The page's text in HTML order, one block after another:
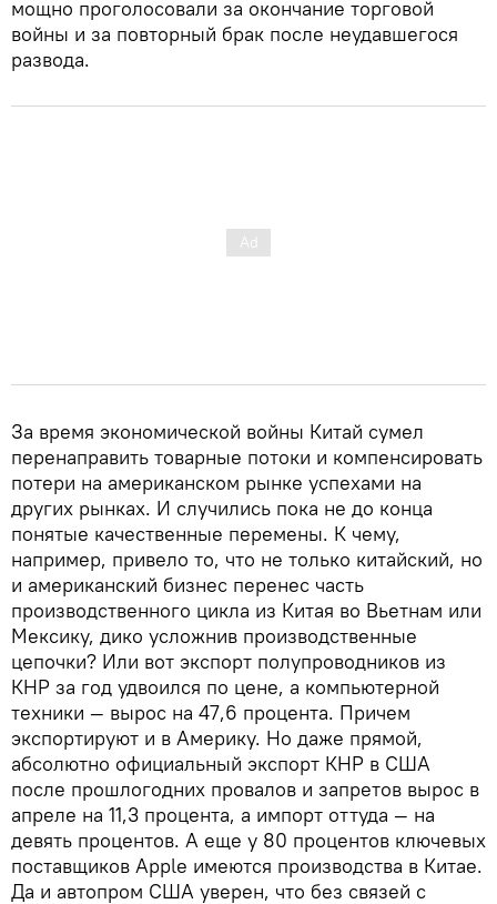
мощно проголосовали за окончание торговой
войны и за повторный брак после неудавшегося
развода.
За время экономической войны Китай сумел
перенаправить товарные потоки и компенсировать
потери на американском рынке успехами на
других рынках. И случились пока не до конца
понятые качественные перемены. К чему,
например, привело то, что не только китайский, но
и американский бизнес перенес часть
производственного цикла из Китая во Вьетнам или
Мексику, дико усложнив производственные
цепочки? Или вот экспорт полупроводников из
КНР за год удвоился по цене, а компьютерной
техники — вырос на 47,6 процента. Причем
экспортируют и в Америку. Но даже прямой,
абсолютно официальный экспорт КНР в США
после прошлогодних провалов и запретов вырос в
апреле на 11,3 процента, а импорт оттуда — на
девять процентов. А еще у 80 процентов ключевых
поставщиков Apple имеются производства в Китае.
Да и автопром США уверен, что без связей с